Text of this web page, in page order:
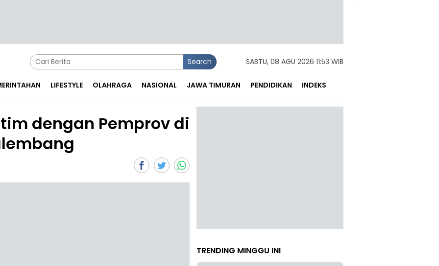
Search SABTU, 08 AGU 2026 11:53 WIB
LIFESTYLE OLAHRAGA NASIONAL JAWA TIMURAN PENDIDIKAN INDEKS
dengan Pemprov di
TRENDING MINGGU INI